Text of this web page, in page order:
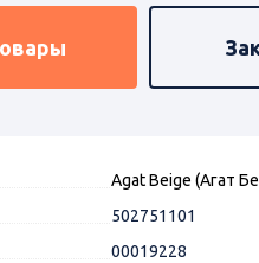
Agat Beige (Агат
502751101
00019228